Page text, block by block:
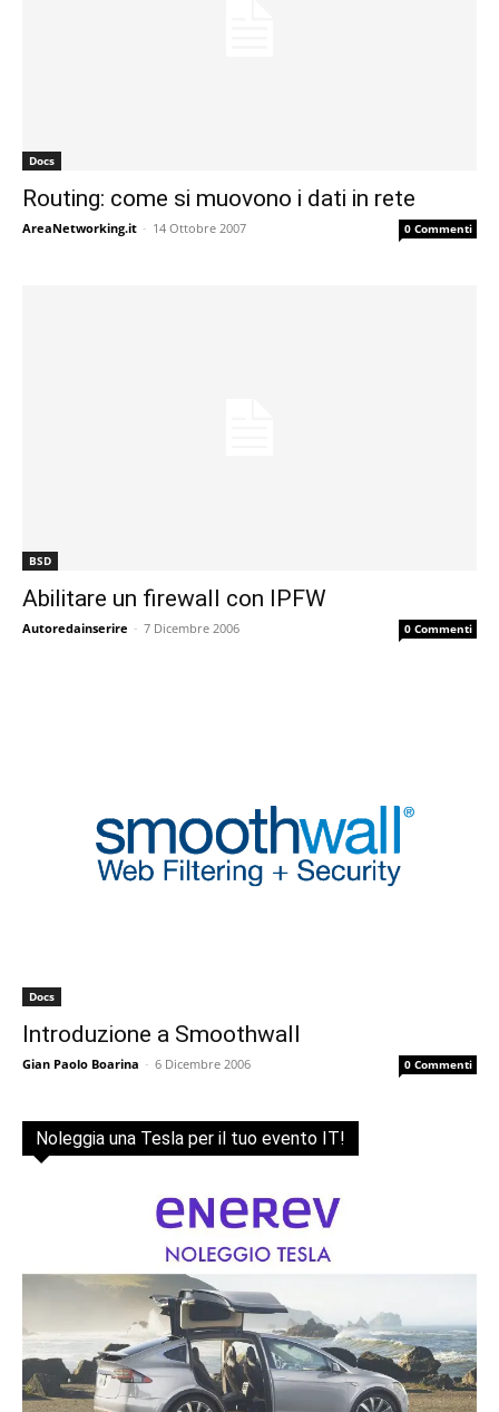
Docs
Routing: come si muovono i dati in rete
AreaNetworking.it - 14 Ottobre 2007 0 Commenti
BSD
Abilitare un firewall con IPFW
Autoredainserire - 7 Dicembre 2006 0 Commenti
Docs
Introduzione a Smoothwall
Gian Paolo Boarina - 6 Dicembre 2006 0 Commenti
Noleggia una Tesla per il tuo evento IT!